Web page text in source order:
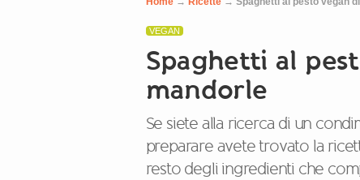
VEGAN
Spaghetti al
mandorle
Se siete alla ricerca di un
preparare avete trovato la
resto degli ingredienti che